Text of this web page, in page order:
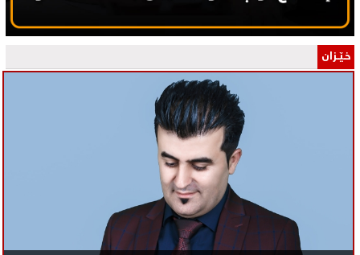
خـێـزان